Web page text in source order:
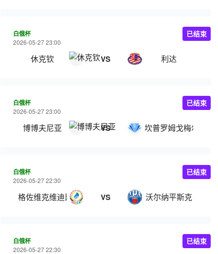
白俄杯
2026-05-27 23:00
休克钦 VS 利达
已结束
白俄杯
2026-05-27 23:00
博博夫尼亚 VS 坎普罗姆戈梅尔
已结束
白俄杯
2026-05-27 22:30
格佐维克维迪比斯克 VS 沃尔纳平斯克
已结束
白俄杯
2026-05-27 22:30
已结束